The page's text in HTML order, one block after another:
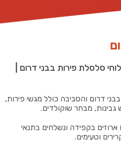
סלסלת פירות בבני דרום |
דרום והסביבה כולל מגשי פירות,
מבחר שוקולדים.
ארוזים בקפידה ונשלחים בתנאי
וטעימים.